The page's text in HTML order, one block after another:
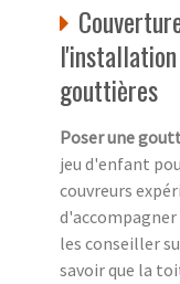
gouttières
Poser une
jeu d'enfant
couvreurs
les conseiller
savoir que la